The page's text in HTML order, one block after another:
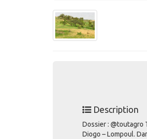
Description
Dossier : @toutagro
Diogo – Lompoul.